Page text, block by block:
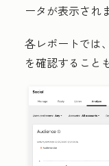
ータが表示され
各レポートでは
を確認すること